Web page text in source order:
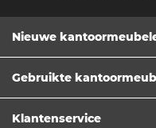
Nieuwe
Gebruikte
Klantenservice